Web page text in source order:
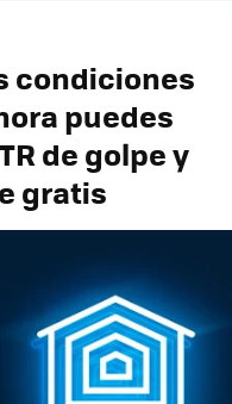
condiciones
puedes
de golpe y
gratis